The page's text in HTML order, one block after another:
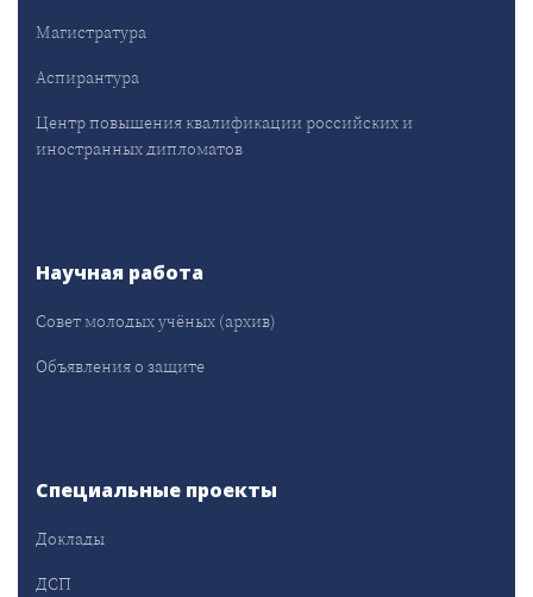
Магистратура
Аспирантура
Центр повышения квалификации российских и
иностранных дипломатов
Научная работа
Совет молодых учёных (архив)
Объявления о защите
Специальные проекты
Доклады
ДСП